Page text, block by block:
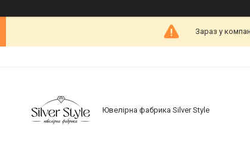
Зараз у
Ювелірна фабрика Silver Style